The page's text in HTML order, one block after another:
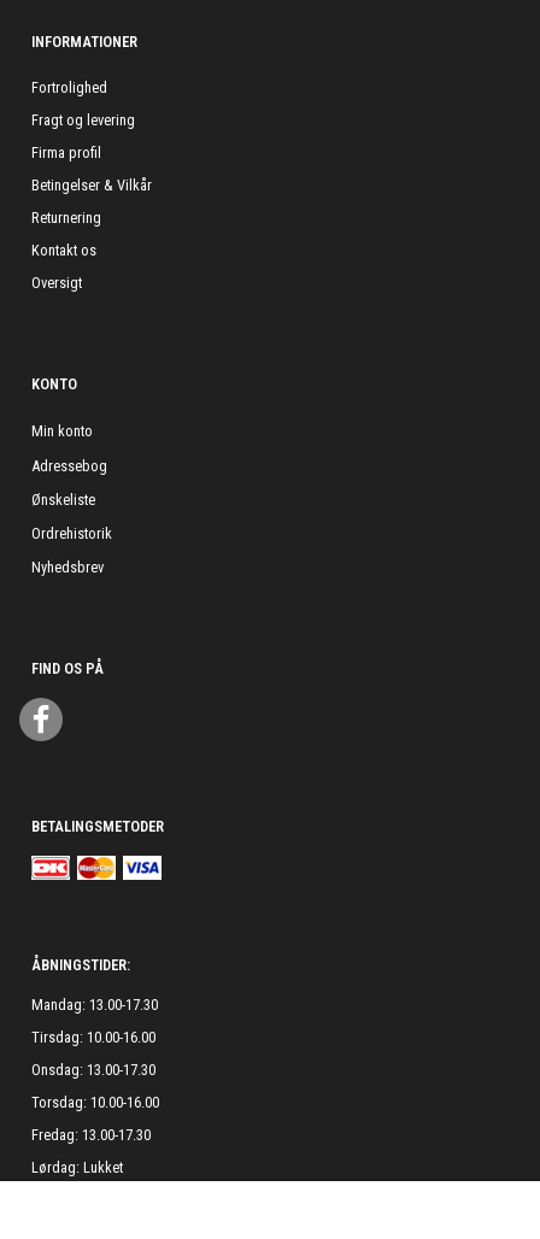
INFORMATIONER
Fortrolighed
Fragt og levering
Firma profil
Betingelser & Vilkår
Returnering
Kontakt os
Oversigt
KONTO
Min konto
Adressebog
Ønskeliste
Ordrehistorik
Nyhedsbrev
FIND OS PÅ
BETALINGSMETODER
ÅBNINGSTIDER:
Mandag: 13.00-17.30
Tirsdag: 10.00-16.00
Onsdag: 13.00-17.30
Torsdag: 10.00-16.00
Fredag: 13.00-17.30
Lørdag: Lukket